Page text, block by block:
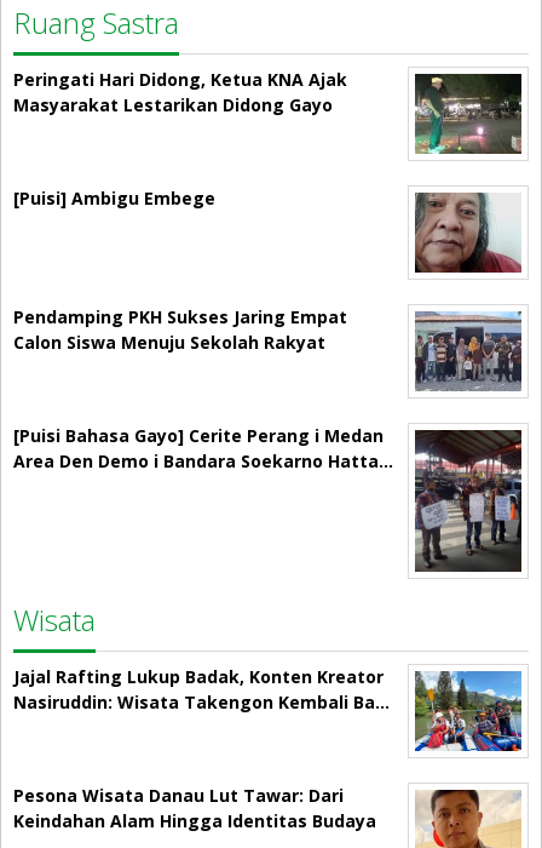
Ruang Sastra
Peringati Hari Didong, Ketua KNA Ajak
Masyarakat Lestarikan Didong Gayo
[Puisi] Ambigu Embege
Pendamping PKH Sukses Jaring Empat
Calon Siswa Menuju Sekolah Rakyat
[Puisi Bahasa Gayo] Cerite Perang i Medan
Area Den Demo i Bandara Soekarno Hatta…
Wisata
Jajal Rafting Lukup Badak, Konten Kreator
Nasiruddin: Wisata Takengon Kembali Ba…
Pesona Wisata Danau Lut Tawar: Dari
Keindahan Alam Hingga Identitas Budaya